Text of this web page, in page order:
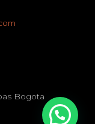
Bogota